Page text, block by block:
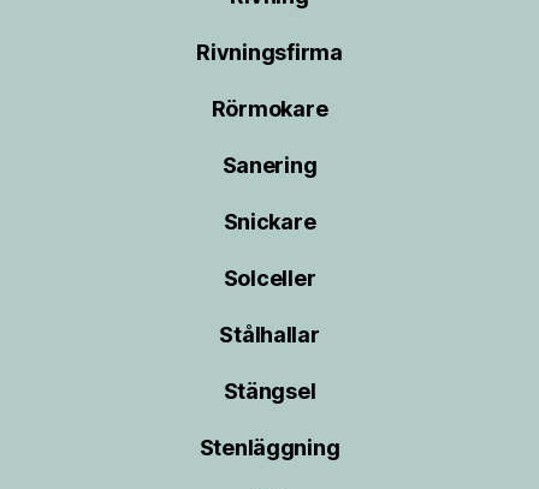
Rivningsfirma
Rörmokare
Sanering
Snickare
Solceller
Stålhallar
Stängsel
Stenläggning